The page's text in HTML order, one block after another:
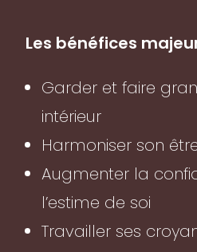
Les bénéfices
Garder et faire
intérieur
Harmoniser son
Augmenter la
l’estime de soi
Travailler ses